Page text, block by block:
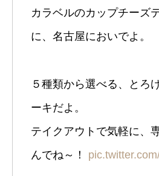
カラベルのカップチーズ
に、名古屋においでよ。
５種類から選べる、とろ
ーキだよ。
テイクアウトで気軽に、
んでね～！